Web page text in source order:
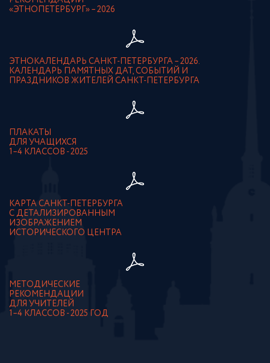
«ЭТНОПЕТЕРБУРГ» – 2026
ЭТНОКАЛЕНДАРЬ САНКТ-ПЕТЕРБУРГА – 2026.
КАЛЕНДАРЬ ПАМЯТНЫХ ДАТ, СОБЫТИЙ И
ПРАЗДНИКОВ ЖИТЕЛЕЙ САНКТ-ПЕТЕРБУРГА
ПЛАКАТЫ
ДЛЯ УЧАЩИХСЯ
1–4 КЛАССОВ - 2025
КАРТА САНКТ-ПЕТЕРБУРГА
С ДЕТАЛИЗИРОВАННЫМ
ИЗОБРАЖЕНИЕМ
ИСТОРИЧЕСКОГО ЦЕНТРА
МЕТОДИЧЕСКИЕ
РЕКОМЕНДАЦИИ
ДЛЯ УЧИТЕЛЕЙ
1–4 КЛАССОВ - 2025 ГОД